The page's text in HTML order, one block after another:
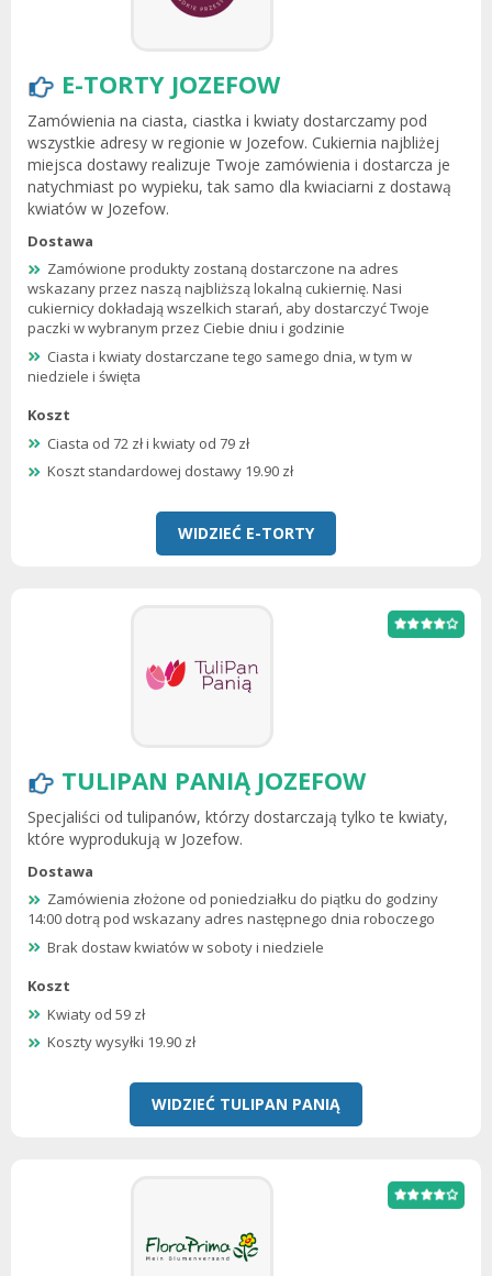
E-TORTY JOZEFOW
Zamówienia na ciasta, ciastka i kwiaty dostarczamy pod
wszystkie adresy w regionie w Jozefow. Cukiernia najbliżej
miejsca dostawy realizuje Twoje zamówienia i dostarcza je
natychmiast po wypieku, tak samo dla kwiaciarni z dostawą
kwiatów w Jozefow.
Dostawa
Zamówione produkty zostaną dostarczone na adres
wskazany przez naszą najbliższą lokalną cukiernię. Nasi
cukiernicy dokładają wszelkich starań, aby dostarczyć Twoje
paczki w wybranym przez Ciebie dniu i godzinie
Ciasta i kwiaty dostarczane tego samego dnia, w tym w
niedziele i święta
Koszt
Ciasta od 72 zł i kwiaty od 79 zł
Koszt standardowej dostawy 19.90 zł
WIDZIEĆ E-TORTY
TULIPAN PANIĄ JOZEFOW
Specjaliści od tulipanów, którzy dostarczają tylko te kwiaty,
które wyprodukują w Jozefow.
Dostawa
Zamówienia złożone od poniedziałku do piątku do godziny
14:00 dotrą pod wskazany adres następnego dnia roboczego
Brak dostaw kwiatów w soboty i niedziele
Koszt
Kwiaty od 59 zł
Koszty wysyłki 19.90 zł
WIDZIEĆ TULIPAN PANIĄ